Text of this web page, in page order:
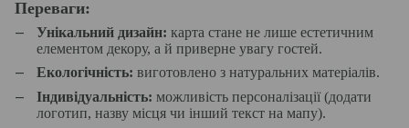
Переваги:
Унікальний дизайн: карта стане не лише естетичним
елементом декору, а й приверне увагу гостей.
Екологічність: виготовлено з натуральних матеріалів.
Індивідуальність: можливість персоналізації (додати
логотип, назву місця чи інший текст на мапу).